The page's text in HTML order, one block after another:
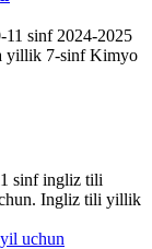
sinf 2024-2025
yillik 7-sinf Kimyo
sinf ingliz tili
Ingliz tili yillik